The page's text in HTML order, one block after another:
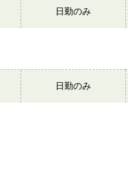
日勤のみ
日勤のみ